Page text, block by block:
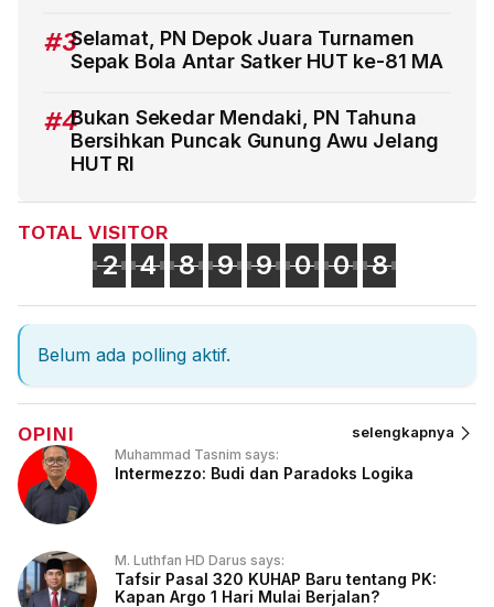
#3Selamat, PN Depok Juara Turnamen
Sepak Bola Antar Satker HUT ke-81 MA
#4Bukan Sekedar Mendaki, PN Tahuna
Bersihkan Puncak Gunung Awu Jelang
HUT RI
TOTAL VISITOR
2 4 8 9 9 0 0 8
Belum ada polling aktif.
OPINI selengkapnya
Muhammad Tasnim says:
Intermezzo: Budi dan Paradoks Logika
M. Luthfan HD Darus says:
Tafsir Pasal 320 KUHAP Baru tentang PK:
Kapan Argo 1 Hari Mulai Berjalan?